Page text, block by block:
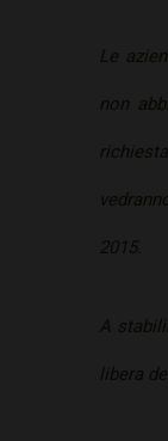
Le
non
2015.
A
libera